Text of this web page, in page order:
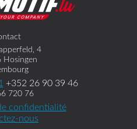
4
Hosingen
+352 26 90 39 46
720 76
confidentialité
nous